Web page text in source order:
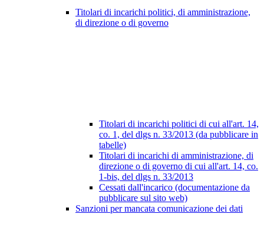
Titolari di incarichi politici, di amministrazione,
di direzione o di governo
Titolari di incarichi politici di cui all'art. 14,
co. 1, del dlgs n. 33/2013 (da pubblicare in
tabelle)
Titolari di incarichi di amministrazione, di
direzione o di governo di cui all'art. 14, co.
1-bis, del dlgs n. 33/2013
Cessati dall'incarico (documentazione da
pubblicare sul sito web)
Sanzioni per mancata comunicazione dei dati